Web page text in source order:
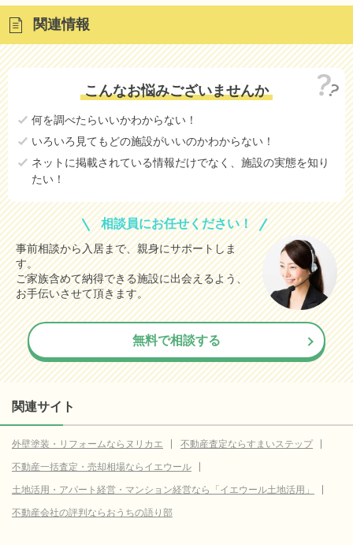
関連情報
こんなお悩みございませんか
何を調べたらいいかわからない！
いろいろ見てもどの施設がいいのかわからない！
ネットに掲載されている情報だけでなく、施設の実態を知り
たい！
相談員にお任せください！
事前相談から入居まで、親身にサポートしま
す。
ご家族含めて納得できる施設に出会えるよう、
お手伝いさせて頂きます。
無料で相談する
関連サイト
外壁塗装・リフォームならヌリカエ
不動産査定ならすまいステップ
不動産一括査定・売却相場ならイエウール
土地活用・アパート経営・マンション経営なら「イエウール土地活用」
不動産会社の評判ならおうちの語り部